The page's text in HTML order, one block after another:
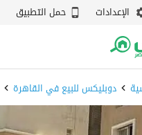
الإعدادات حمل التطبيق
دوبليكس للبيع في القاهرة